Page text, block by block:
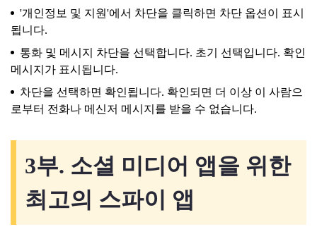
'개인정보 및 지원'에서 차단을 클릭하면 차단 옵션이 표시
됩니다.
통화 및 메시지 차단을 선택합니다. 초기 선택입니다. 확인
메시지가 표시됩니다.
차단을 선택하면 확인됩니다. 확인되면 더 이상 이 사람으
로부터 전화나 메신저 메시지를 받을 수 없습니다.
3부. 소셜 미디어 앱을 위한
최고의 스파이 앱